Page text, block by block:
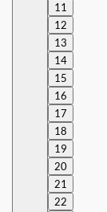
11
12
13
14
15
16
17
18
19
20
21
22